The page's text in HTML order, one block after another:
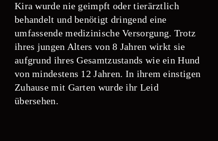
Kira wurde nie geimpft oder tierärztlich
behandelt und benötigt dringend eine
umfassende medizinische Versorgung. Trotz
ihres jungen Alters von 8 Jahren wirkt sie
aufgrund ihres Gesamtzustands wie ein Hund
von mindestens 12 Jahren. In ihrem einstigen
Zuhause mit Garten wurde ihr Leid
übersehen.